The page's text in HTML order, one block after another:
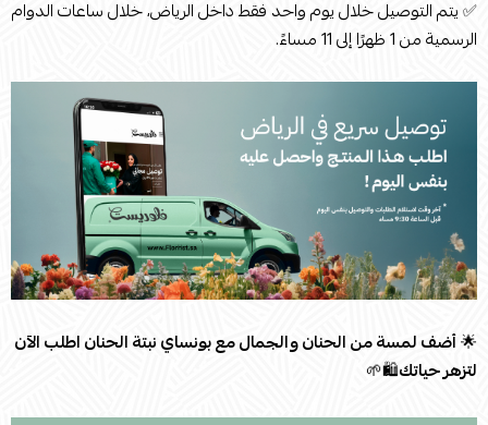
✅ يتم التوصيل خلال يوم واحد فقط داخل الرياض، خلال ساعات الدوام
الرسمية من 1 ظهرًا إلى 11 مساءً.
🌟أضف لمسة من الحنان والجمال مع بونساي نبتة الحنان اطلب الآن
لتزهر حياتك🛍️🌱